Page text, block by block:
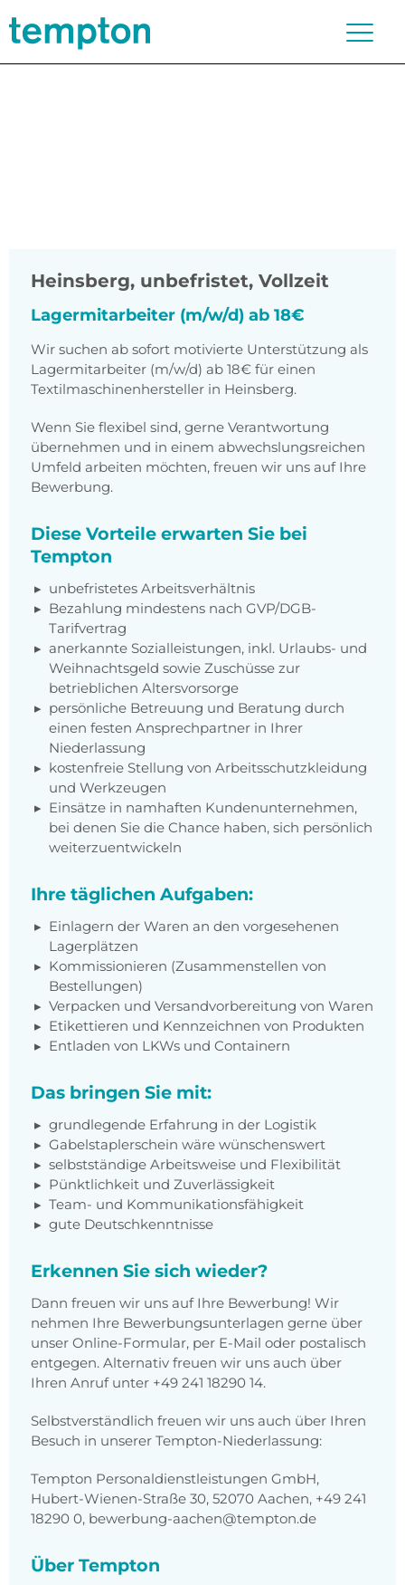
Heinsberg, unbefristet, Vollzeit
Lagermitarbeiter (m/w/d) ab 18€
Wir suchen ab sofort motivierte Unterstützung als
Lagermitarbeiter (m/w/d) ab 18€ für einen
Textilmaschinenhersteller in Heinsberg.
Wenn Sie flexibel sind, gerne Verantwortung
übernehmen und in einem abwechslungsreichen
Umfeld arbeiten möchten, freuen wir uns auf Ihre
Bewerbung.
Diese Vorteile erwarten Sie bei
Tempton
unbefristetes Arbeitsverhältnis
Bezahlung mindestens nach GVP/DGB-
Tarifvertrag
anerkannte Sozialleistungen, inkl. Urlaubs- und
Weihnachtsgeld sowie Zuschüsse zur
betrieblichen Altersvorsorge
persönliche Betreuung und Beratung durch
einen festen Ansprechpartner in Ihrer
Niederlassung
kostenfreie Stellung von Arbeitsschutzkleidung
und Werkzeugen
Einsätze in namhaften Kundenunternehmen,
bei denen Sie die Chance haben, sich persönlich
weiterzuentwickeln
Ihre täglichen Aufgaben:
Einlagern der Waren an den vorgesehenen
Lagerplätzen
Kommissionieren (Zusammenstellen von
Bestellungen)
Verpacken und Versandvorbereitung von Waren
Etikettieren und Kennzeichnen von Produkten
Entladen von LKWs und Containern
Das bringen Sie mit:
grundlegende Erfahrung in der Logistik
Gabelstaplerschein wäre wünschenswert
selbstständige Arbeitsweise und Flexibilität
Pünktlichkeit und Zuverlässigkeit
Team- und Kommunikationsfähigkeit
gute Deutschkenntnisse
Erkennen Sie sich wieder?
Dann freuen wir uns auf Ihre Bewerbung! Wir
nehmen Ihre Bewerbungsunterlagen gerne über
unser Online-Formular, per E-Mail oder postalisch
entgegen. Alternativ freuen wir uns auch über
Ihren Anruf unter +49 241 18290 14.
Selbstverständlich freuen wir uns auch über Ihren
Besuch in unserer Tempton-Niederlassung:
Tempton Personaldienstleistungen GmbH,
Hubert-Wienen-Straße 30, 52070 Aachen, +49 241
18290 0, bewerbung-aachen@tempton.de
Über Tempton